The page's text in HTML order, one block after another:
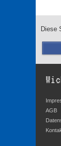
Diese
AGB